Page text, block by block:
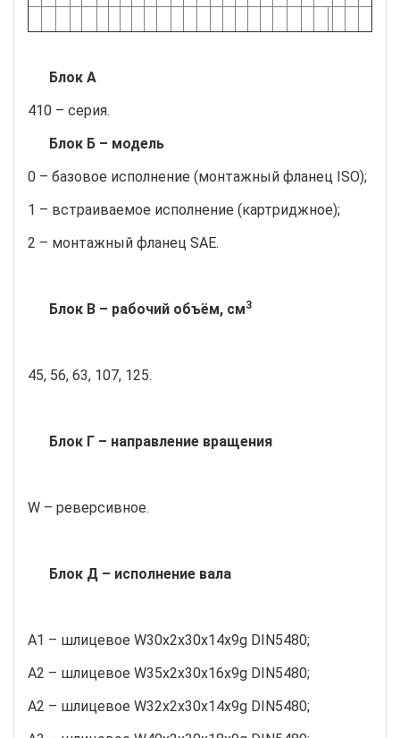
Блок А
410 – серия.
Блок Б – модель
0 – базовое исполнение (монтажный фланец ISO);
1 – встраиваемое исполнение (картриджное);
2 – монтажный фланец SAE.
Блок В – рабочий объём, см3
45, 56, 63, 107, 125.
Блок Г – направление вращения
W – реверсивное.
Блок Д – исполнение вала
A1 – шлицевое W30х2х30х14х9g DIN5480;
A2 – шлицевое W35х2х30х16х9g DIN5480;
A2 – шлицевое W32х2х30х14х9g DIN5480;